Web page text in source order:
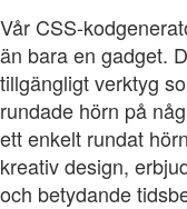
Vår CSS-
än bara en gadget.
tillgängligt verktyg
rundade hörn på
ett enkelt rundat
kreativ design,
och betydande